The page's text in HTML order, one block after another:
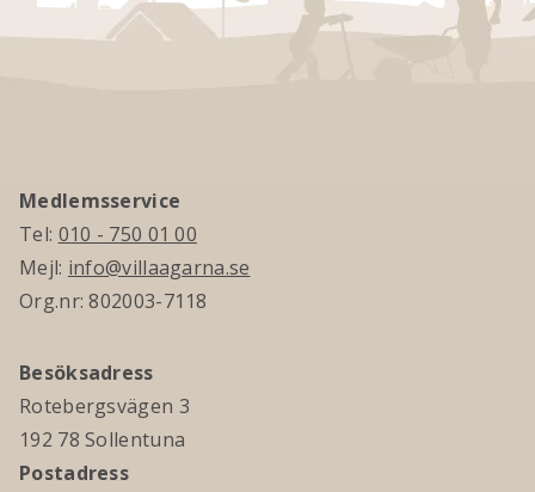
Medlemsservice
Tel: 010 - 750 01 00
Mejl: info@villaagarna.se
Org.nr: 802003-7118
Besöksadress
Rotebergsvägen 3
192 78 Sollentuna
Postadress